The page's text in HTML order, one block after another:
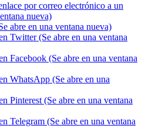
por correo electrónico a un
nueva)
abre en una ventana nueva)
Twitter (Se abre en una ventana
Facebook (Se abre en una ventana
WhatsApp (Se abre en una
Pinterest (Se abre en una ventana
Telegram (Se abre en una ventana